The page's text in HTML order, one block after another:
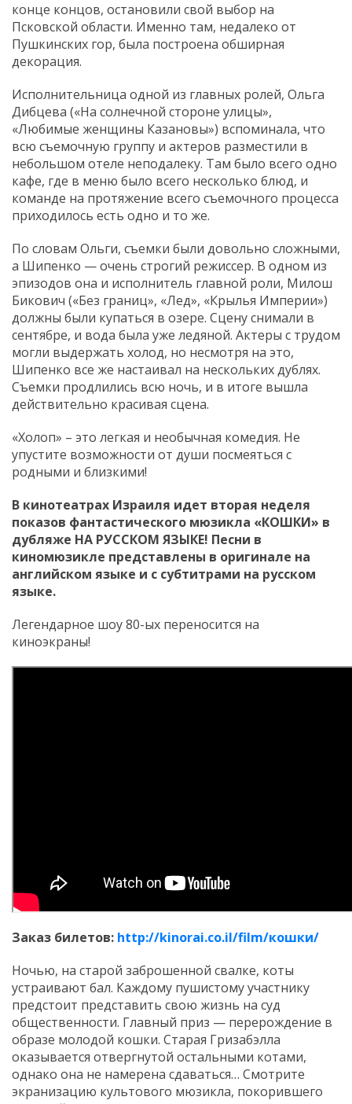
конце концов, остановили свой выбор на
Псковской области. Именно там, недалеко от
Пушкинских гор, была построена обширная
декорация.
Исполнительница одной из главных ролей, Ольга
Дибцева («На солнечной стороне улицы»,
«Любимые женщины Казановы») вспоминала, что
всю съемочную группу и актеров разместили в
небольшом отеле неподалеку. Там было всего одно
кафе, где в меню было всего несколько блюд, и
команде на протяжение всего съемочного процесса
приходилось есть одно и то же.
По словам Ольги, съемки были довольно сложными,
а Шипенко — очень строгий режиссер. В одном из
эпизодов она и исполнитель главной роли, Милош
Бикович («Без границ», «Лед», «Крылья Империи»)
должны были купаться в озере. Сцену снимали в
сентябре, и вода была уже ледяной. Актеры с трудом
могли выдержать холод, но несмотря на это,
Шипенко все же настаивал на нескольких дублях.
Съемки продлились всю ночь, и в итоге вышла
действительно красивая сцена.
«Холоп» – это легкая и необычная комедия. Не
упустите возможности от души посмеяться с
родными и близкими!
В кинотеатрах Израиля идет вторая неделя
показов фантастического мюзикла «КОШКИ» в
дубляже НА РУССКОМ ЯЗЫКЕ! Песни в
киномюзикле представлены в оригинале на
английском языке и с субтитрами на русском
языке.
Легендарное шоу 80-ых переносится на
киноэкраны!
Заказ билетов: http://kinorai.co.il/film/кошки/
Ночью, на старой заброшенной свалке, коты
устраивают бал. Каждому пушистому участнику
предстоит представить свою жизнь на суд
общественности. Главный приз — перерождение в
образе молодой кошки. Старая Гризабэлла
оказывается отвергнутой остальными котами,
однако она не намерена сдаваться… Смотрите
экранизацию культового мюзикла, покорившего